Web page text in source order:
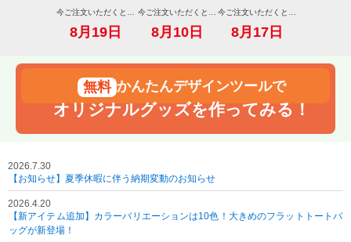
今ご注文いただくと…
8月19日
今ご注文いただくと…
8月10日
今ご注文いただくと…
8月17日
かんたんデザインツールで
オリジナルグッズを作ってみる！
2026.7.30
【お知らせ】夏季休暇に伴う納期変動のお知らせ
2026.4.20
【新アイテム追加】カラーバリエーションは10色！大きめのフラットトートバ
ッグが新登場！